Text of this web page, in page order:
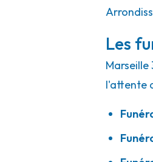
Les
l'attente